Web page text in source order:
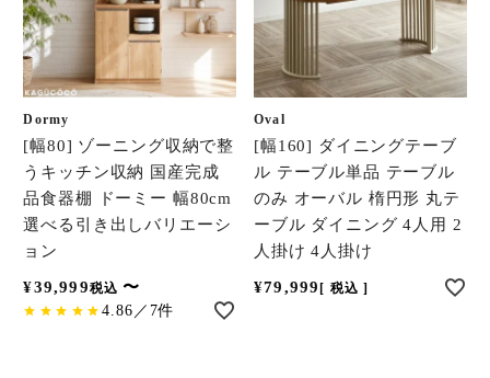
Dormy
[幅80] ゾーニング収納で整
うキッチン収納 国産完成
品食器棚 ドーミー 幅80cm
選べる引き出しバリエーシ
ョン
¥39,999税込 〜
4.86／7件
Oval
[幅160] ダイニングテーブ
ル テーブル単品 テーブル
のみ オーバル 楕円形 丸テ
ーブル ダイニング 4人用 2
人掛け 4人掛け
¥79,999 税込